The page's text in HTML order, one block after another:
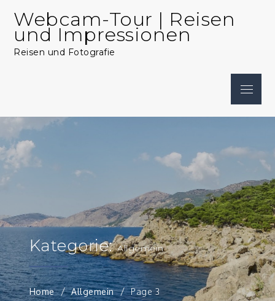
content
Webcam-Tour | Reisen
und Impressionen
Reisen und Fotografie
Menu
Kategorie:Allgemein
Home Allgemein Page 3